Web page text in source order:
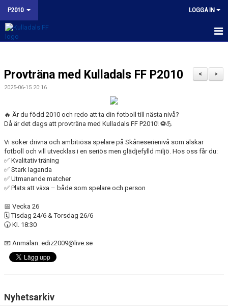
P2010 LOGGA IN
NYHETER
MATCHER
TRUPPEN
BILDGALLERI
KONTAKT
KFF P2010 INSTAGRAM
BUDORD TILL FOTBOLLSFÖRÄLDRAR
>
<
Provträna med Kulladals FF P2010
2025-06-15 20:16
🔥 Är du född 2010 och redo att ta din fotboll till nästa nivå?
Då är det dags att provträna med Kulladals FF P2010! ⚽💪
Vi söker drivna och ambitiösa spelare på Skåneserienivå som älskar
fotboll och vill utvecklas i en seriös men glädjefylld miljö. Hos oss får du:
✅ Kvalitativ träning
✅ Stark laganda
✅ Utmanande matcher
✅ Plats att växa – både som spelare och person
📅 Vecka 26
🗓 Tisdag 24/6 & Torsdag 26/6
🕠 Kl. 18:30
📧 Anmälan: ediz2009@live.se
Nyhetsarkiv